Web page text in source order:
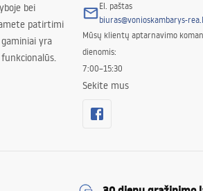
bei
patirtimi
yra
El. paštas
biuras@vonioskambarys-
Mūsų klientų aptarnavimo
dienomis:
7:00–15:30
Sekite mus